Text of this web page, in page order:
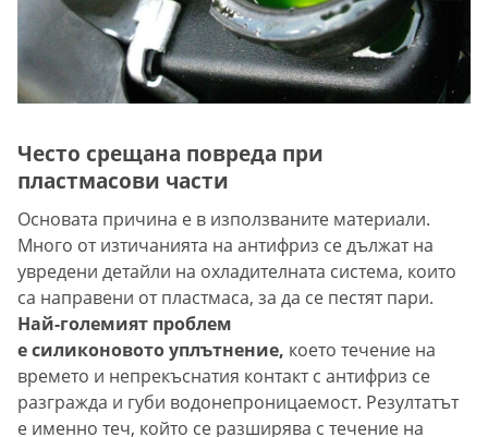
Често срещана повреда при
пластмасови части
Основата причина е в използваните материали.
Много от изтичанията на антифриз се дължат на
увредени детайли на охладителната система, които
са направени от пластмаса, за да се пестят пари.
Най-големият проблем
е силиконовото уплътнение, което течение на
времето и непрекъснатия контакт с антифриз се
разгражда и губи водонепроницаемост. Резултатът
е именно теч, който се разширява с течение на